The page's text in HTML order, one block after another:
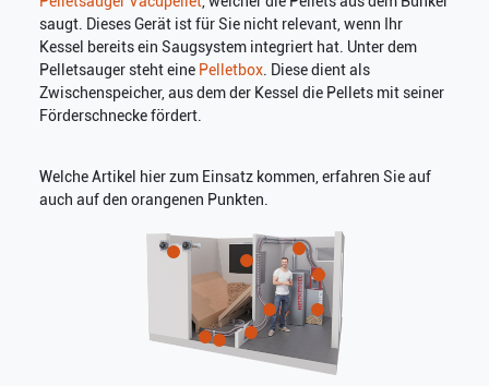
saugt. Dieses Gerät ist für Sie nicht relevant, wenn Ihr
Kessel bereits ein Saugsystem integriert hat. Unter dem
Pelletsauger steht eine Pelletbox . Diese dient als
Zwischenspeicher, aus dem der Kessel die Pellets mit seiner
Förderschnecke fördert.
Welche Artikel hier zum Einsatz kommen, erfahren Sie auf
auch auf den orangenen Punkten.